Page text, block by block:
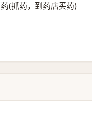
(抓药，到药店买药)